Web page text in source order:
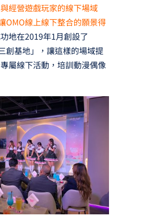
經營遊戲玩家的線下場域
OMO線上線下整合的願景得
地在2019年1月創設了
創基地」，讓這樣的場域提
屬線下活動，培訓動漫偶像